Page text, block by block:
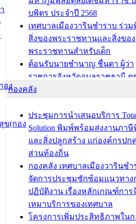
อง
ข(กอง
บพิตร ประจำปี 2568
เทศบาลเมืองวารินชำราบ ร่ว
สิ่งของพระราชทานและสิ่งของ
พระราชทานสำหรับเด็ก
ต้อนรับนายชำนาญ ชื่นตา ผู้ว่า
ราชการจังหวัดอุบลราชธานี ต
ความเรียบร้อยของสถานที่ในกา
องคมนตรี
สำนักทะเบียนท้องถิ่นเทศบาลเ
วารินชำราบ ดำเนินการมอบทะ
บ้าน ทร.14 และบัตรประจำตัว
ประชาชนบุคคลประเภท 8 แก่บุ
ได้รับการเพิ่มชื่อในทะเบียนบ้า
(ท.ร.14) กรณีคนไม่มีสัญชาติไท
อนุญาตให้มีถิ่นที่อยู่
ประชุมคณะกรรมการประเมิน
กองคลัง
ประชุมการนำเสนอบริการ
Solution พิมพ์พร้อมส่งงานภา
และสิ่งปลูกสร้าง แก่องค์กรปก
ส่วนท้องถิ่น
กองคลัง เทศบาลเมืองวารินชำ
จัดการประชุมซักซ้อมแนวทาง
ปฏิบัติงาน เรื่องหลักเกณฑ์การ
เหมาบริการของเทศบาล
โครงการเพิ่มประสิทธิภาพใน